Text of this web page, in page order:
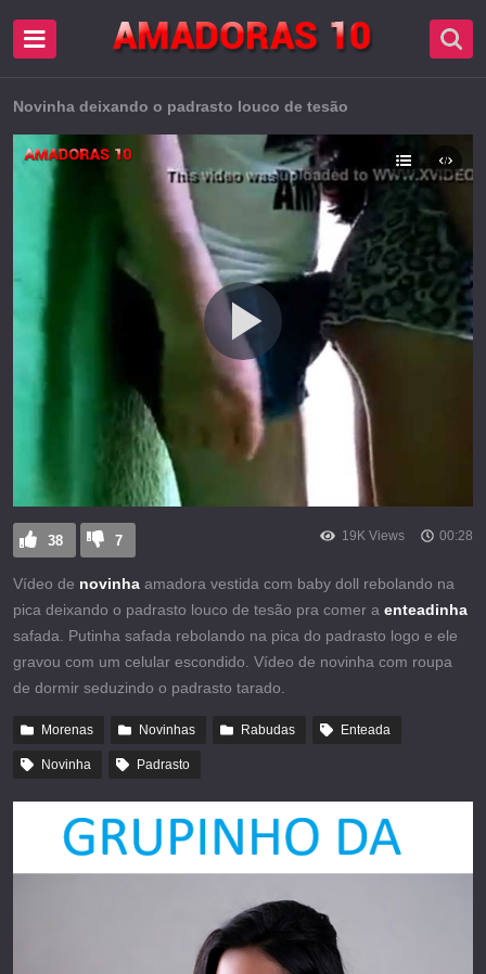
Novinha deixando o padrasto louco de tesão
38 7 19K Views 00:28
Vídeo de novinha amadora vestida com baby doll rebolando na
pica deixando o padrasto louco de tesão pra comer a enteadinha
safada. Putinha safada rebolando na pica do padrasto logo e ele
gravou com um celular escondido. Vídeo de novinha com roupa
de dormir seduzindo o padrasto tarado.
Morenas Novinhas Rabudas Enteada
Novinha Padrasto